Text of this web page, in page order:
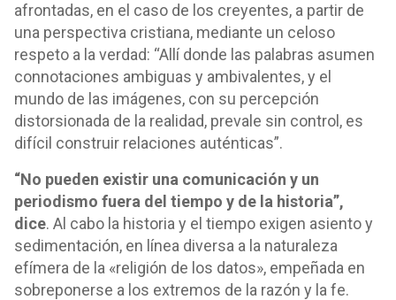
afrontadas, en el caso de los creyentes, a partir de
una perspectiva cristiana, mediante un celoso
respeto a la verdad: “Allí donde las palabras asumen
connotaciones ambiguas y ambivalentes, y el
mundo de las imágenes, con su percepción
distorsionada de la realidad, prevale sin control, es
difícil construir relaciones auténticas”.
“No pueden existir una comunicación y un
periodismo fuera del tiempo y de la historia”,
dice. Al cabo la historia y el tiempo exigen asiento y
sedimentación, en línea diversa a la naturaleza
efímera de la «religión de los datos», empeñada en
sobreponerse a los extremos de la razón y la fe.